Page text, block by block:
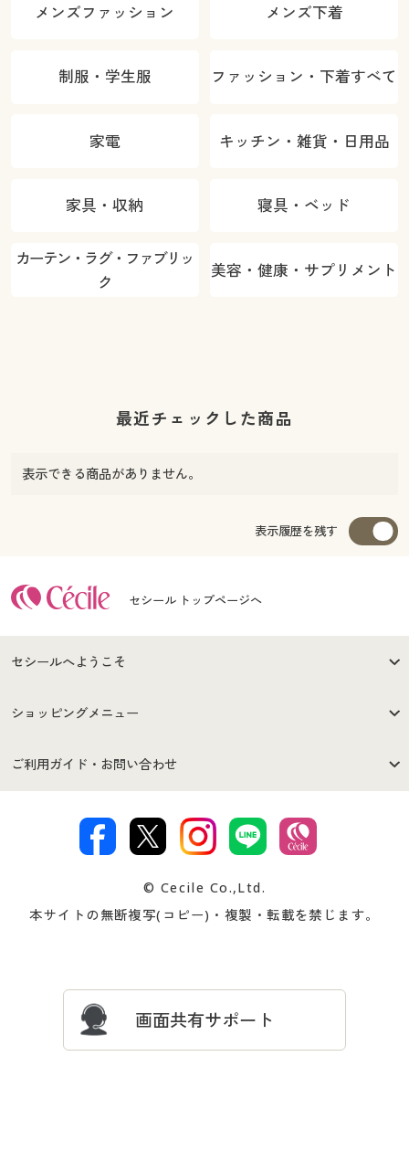
メンズファッション メンズ下着
制服・学生服 ファッション・下着すべて
家電 キッチン・雑貨・日用品
家具・収納 寝具・ベッド
カーテン・ラグ・ファブリッ
ク
美容・健康・サプリメント
最近チェックした商品
表示できる商品がありません。
表示履歴を残す
セシール トップページへ
セシールへようこそ
はじめての方へ
セシールご利用規約
著作権・商標について 会社案内
ショッピングメニュー
商品カテゴリ
プレゼント＆キャンペーン サイトマップ
ご利用ガイド・お問い合わせ
交換・返品は お支払は
ついて
忘れの場合
© Cecile Co.,Ltd.
本サイトの無断複写(コピー)・複製・転載を禁じます。
画面共有サポート